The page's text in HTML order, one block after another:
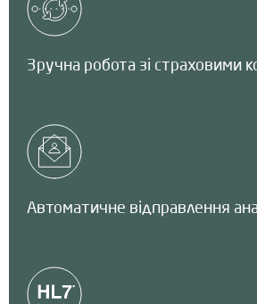
Зручна робота зі страховими
Автоматичне відправлення